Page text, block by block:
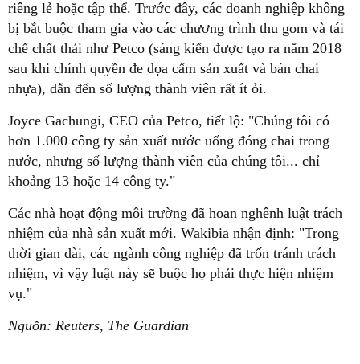
riêng lẻ hoặc tập thể. Trước đây, các doanh nghiệp không
bị bắt buộc tham gia vào các chương trình thu gom và tái
chế chất thải như Petco (sáng kiến được tạo ra năm 2018
sau khi chính quyền đe dọa cấm sản xuất và bán chai
nhựa), dẫn đến số lượng thành viên rất ít ỏi.
Joyce Gachungi, CEO của Petco, tiết lộ: "Chúng tôi có
hơn 1.000 công ty sản xuất nước uống đóng chai trong
nước, nhưng số lượng thành viên của chúng tôi... chỉ
khoảng 13 hoặc 14 công ty."
Các nhà hoạt động môi trường đã hoan nghênh luật trách
nhiệm của nhà sản xuất mới. Wakibia nhận định: "Trong
thời gian dài, các ngành công nghiệp đã trốn tránh trách
nhiệm, vì vậy luật này sẽ buộc họ phải thực hiện nhiệm
vụ."
Nguồn: Reuters, The Guardian